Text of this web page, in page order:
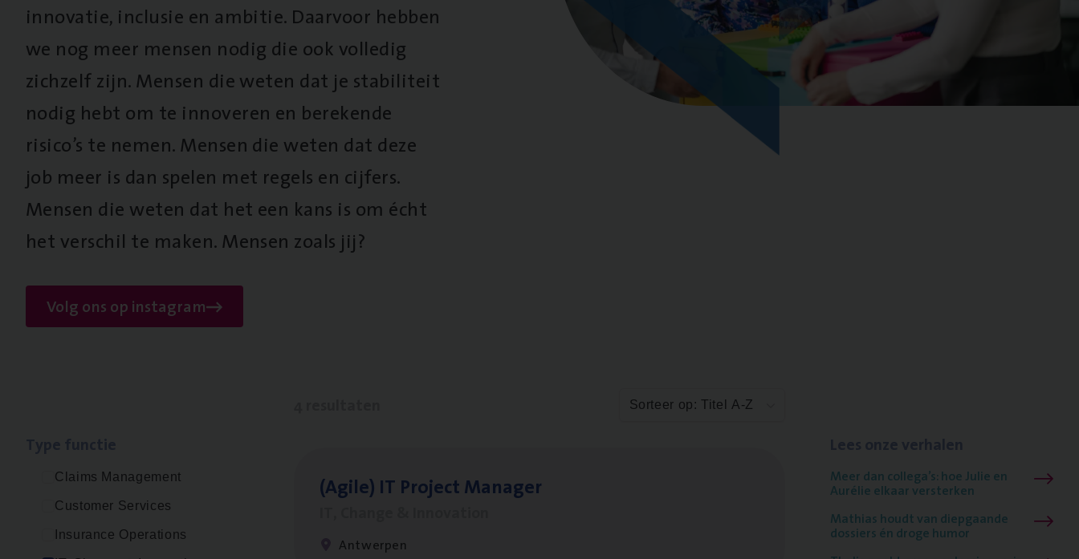
innovatie, inclusie en ambitie. Daarvoor hebben
we nog meer mensen nodig die ook volledig
zichzelf zijn. Mensen die weten dat je stabiliteit
nodig hebt om te innoveren en berekende
risico’s te nemen. Mensen die weten dat deze
job meer is dan spelen met regels en cijfers.
Mensen die weten dat het een kans is om écht
het verschil te maken. Mensen zoals jij?
Volg ons op instagram
Claims Management
Customer Services
Insurance Operations
Sorteer op: Titel A-Z
(Agi­le) IT Pro­ject Manager
Antwerpen
Meer dan collega’s: hoe Julie en
Aurélie elkaar versterken
Mathias houdt van diepgaande
dossiers én droge humor